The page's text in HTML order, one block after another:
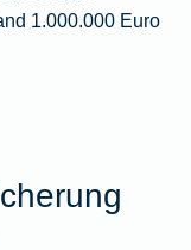
1.000.000 Euro